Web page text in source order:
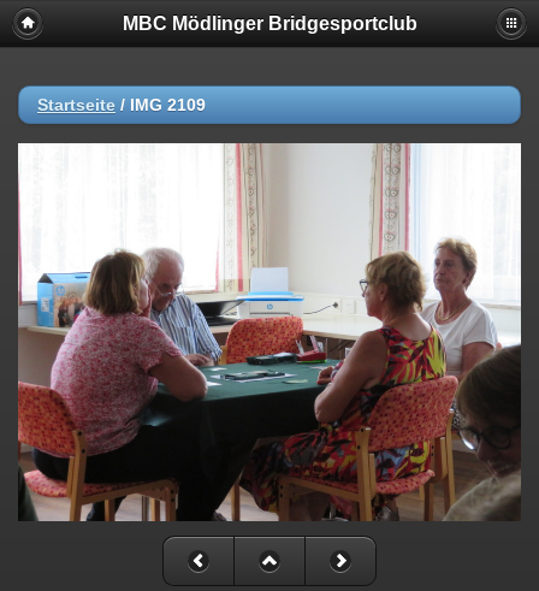
MBC Mödlinger Bridgesportclub
Startseite / IMG 2109